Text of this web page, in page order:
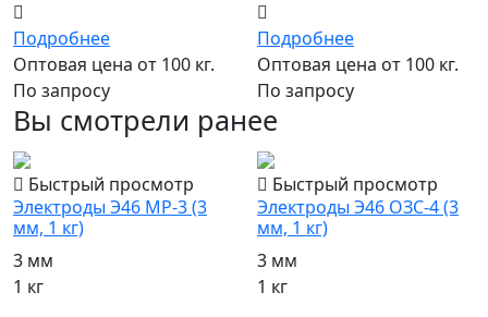
Подробнее
Оптовая цена от 100 кг.
По запросу
Подробнее
Оптовая цена от 100 кг.
По запросу
Вы смотрели ранее
Быстрый просмотр
Электроды Э46 МР-3 (3
мм, 1 кг)
3 мм
1 кг
Быстрый просмотр
Электроды Э46 ОЗС-4 (3
мм, 1 кг)
3 мм
1 кг